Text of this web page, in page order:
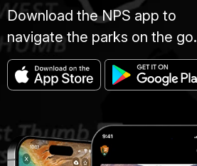
Download the NPS app to
navigate the parks on the go.